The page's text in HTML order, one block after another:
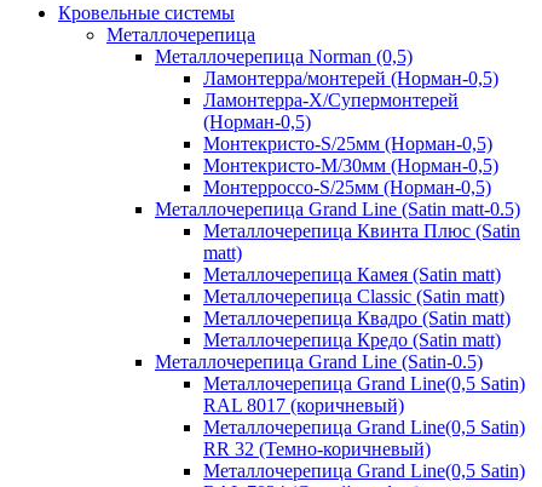
Кровельные системы
Металлочерепица
Металлочерепица Norman (0,5)
Ламонтерра/монтерей (Норман-0,5)
Ламонтерра-Х/Супермонтерей
(Норман-0,5)
Монтекристо-S/25мм (Норман-0,5)
Монтекристо-M/30мм (Норман-0,5)
Монтерроссо-S/25мм (Норман-0,5)
Металлочерепица Grand Line (Satin matt-0.5)
Металлочерепица Квинта Плюс (Satin
matt)
Металлочерепица Камея (Satin matt)
Металлочерепица Classic (Satin matt)
Металлочерепица Квадро (Satin matt)
Металлочерепица Кредо (Satin matt)
Металлочерепица Grand Line (Satin-0.5)
Металлочерепица Grand Line(0,5 Satin)
RAL 8017 (коричневый)
Металлочерепица Grand Line(0,5 Satin)
RR 32 (Темно-коричневый)
Металлочерепица Grand Line(0,5 Satin)